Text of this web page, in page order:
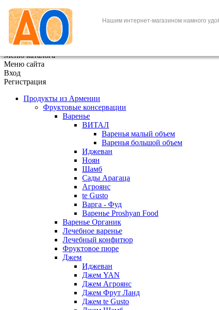
Нашим интернет-магазином намного
+7 (495) 646-888-1
В корзине 0 товаров
Меню каталога
Меню сайта
Вход
Регистрация
Продукты из Армении
Фруктовые консервации
Варенье
ВИТАЛ
Варенья малый объем
Варенья большой объем
Иджеван
Ноян
Шамб
Сады Арагаца
Агроянс
te Gusto
Варга - Фуд
Варенье Proshyan Food
Варенье Органик
Лечебное варенье
Лечебный конфитюр
Фруктовое пюре
Джем
Иджеван
Джем YAN
Джем Агроянс
Джем Фрут Ланд
Джем te Gusto